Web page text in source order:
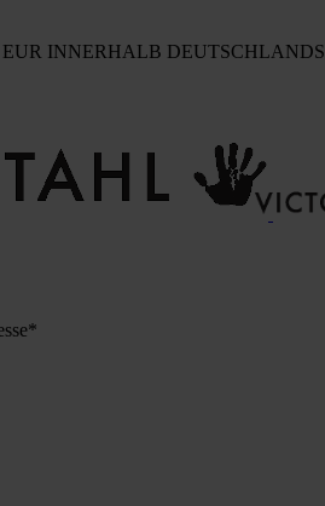
INNERHALB DEUTSCHLANDS